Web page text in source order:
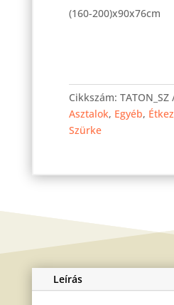
(160-200)x90x76cm
asztal
Szürke
160
Cikkszám: TATON_SZ
Asztalok, Egyéb,
Szürke
Leírás